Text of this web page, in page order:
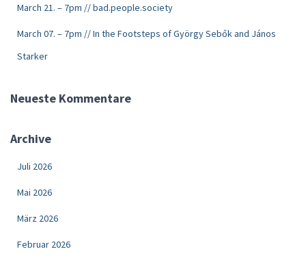
March 21. – 7pm // bad.people.society
March 07. – 7pm // In the Footsteps of György Sebők and János
Starker
Neueste Kommentare
Archive
Juli 2026
Mai 2026
März 2026
Februar 2026